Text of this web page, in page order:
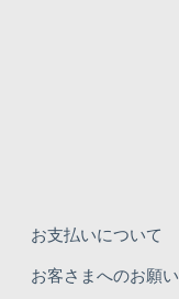
お支払いについて
お客さまへのお願い